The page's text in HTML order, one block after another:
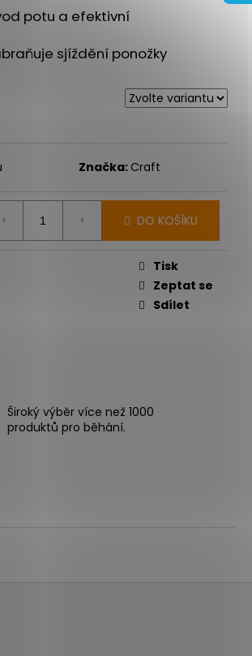
potu a efektivní
sjíždění ponožky
Značka: Craft
DO KOŠÍKU
Tisk
Zeptat se
Sdílet
Široký výběr více než 1000
produktů pro běhání.